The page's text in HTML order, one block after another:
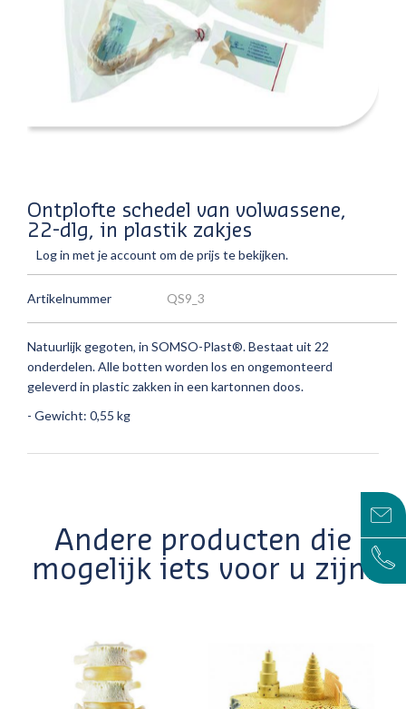
Ontplofte schedel van volwassene,
22-dlg, in plastik zakjes
Log in met je account om de prijs te bekijken.
Artikelnummer QS9_3
Natuurlijk gegoten, in SOMSO-Plast®.Bestaat uit 22
onderdelen.Alle botten worden los en ongemonteerd
geleverd in plastic zakken in een kartonnen doos.
- Gewicht: 0,55 kg
Andere producten die
mogelijk iets voor u zijn!